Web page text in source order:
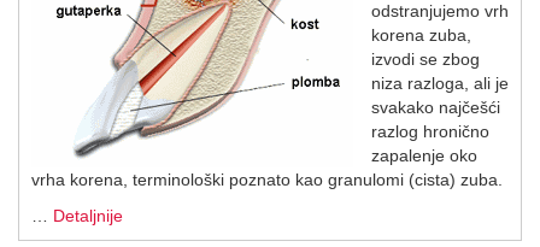
odstranjujemo vrh
korena zuba,
izvodi se zbog
niza razloga, ali je
svakako najčešći
razlog hronično
zapalenje oko
vrha korena, terminološki poznato kao granulomi (cista) zuba.
Detaljnije